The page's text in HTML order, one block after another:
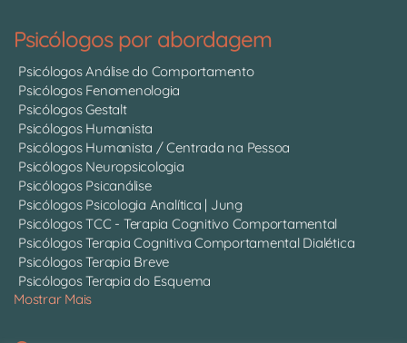
Psicólogos por abordagem
Psicólogos Análise do Comportamento
Psicólogos Fenomenologia
Psicólogos Gestalt
Psicólogos Humanista
Psicólogos Humanista / Centrada na Pessoa
Psicólogos Neuropsicologia
Psicólogos Psicanálise
Psicólogos Psicologia Analítica | Jung
Psicólogos TCC - Terapia Cognitivo Comportamental
Psicólogos Terapia Cognitiva Comportamental Dialética
Psicólogos Terapia Breve
Psicólogos Terapia do Esquema
Mostrar Mais